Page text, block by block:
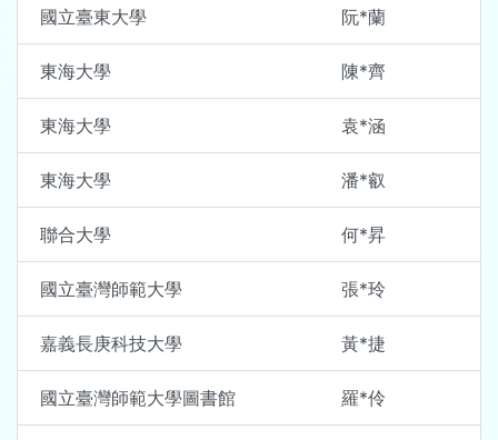
國立臺東大學 阮*蘭
東海大學 陳*齊
東海大學 袁*涵
東海大學 潘*叡
聯合大學 何*昇
國立臺灣師範大學 張*玲
嘉義長庚科技大學 黃*捷
國立臺灣師範大學圖書館 羅*伶